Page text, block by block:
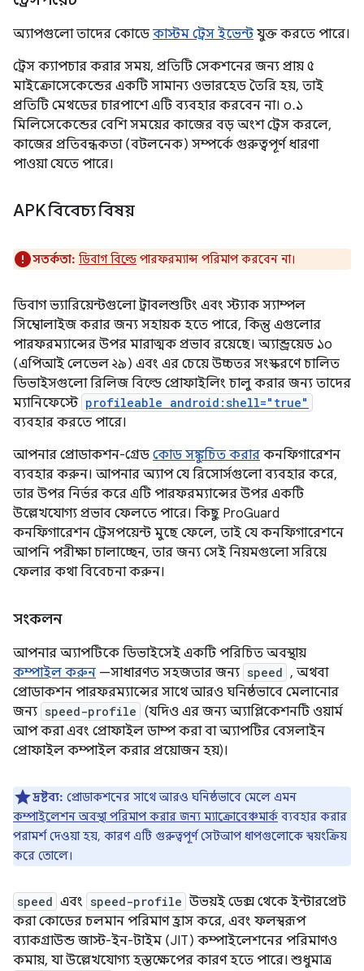
অ্যাপগুলো তাদের কোডে কাস্টম ট্রেস ইভেন্ট যুক্ত করতে পারে।
ট্রেস ক্যাপচার করার সময়, প্রতিটি সেকশনের জন্য প্রায় ৫
মাইক্রোসেকেন্ডের একটি সামান্য ওভারহেড তৈরি হয়, তাই
প্রতিটি মেথডের চারপাশে এটি ব্যবহার করবেন না। ০.১
মিলিসেকেন্ডের বেশি সময়ের কাজের বড় অংশ ট্রেস করলে,
কাজের প্রতিবন্ধকতা (বটলনেক) সম্পর্কে গুরুত্বপূর্ণ ধারণা
পাওয়া যেতে পারে।
APK বিবেচ্য বিষয়
সতর্কতা: ডিবাগ বিল্ডেপারফরম্যান্স পরিমাপ করবেন না।
ডিবাগ ভ্যারিয়েন্টগুলো ট্রাবলশুটিং এবং স্ট্যাক স্যাম্পল
সিম্বোলাইজ করার জন্য সহায়ক হতে পারে, কিন্তু এগুলোর
পারফরম্যান্সের উপর মারাত্মক প্রভাব রয়েছে। অ্যান্ড্রয়েড ১০
(এপিআই লেভেল ২৯) এবং এর চেয়ে উচ্চতর সংস্করণে চালিত
ডিভাইসগুলো রিলিজ বিল্ডে প্রোফাইলিং চালু করার জন্য তাদের
ম্যানিফেস্টে profileable android:shell="true"
ব্যবহার করতে পারে।
আপনার প্রোডাকশন-গ্রেড কোড সঙ্কুচিত করার কনফিগারেশন
ব্যবহার করুন। আপনার অ্যাপ যে রিসোর্সগুলো ব্যবহার করে,
তার উপর নির্ভর করে এটি পারফরম্যান্সের উপর একটি
উল্লেখযোগ্য প্রভাব ফেলতে পারে। কিছু ProGuard
কনফিগারেশন ট্রেসপয়েন্ট মুছে ফেলে, তাই যে কনফিগারেশনে
আপনি পরীক্ষা চালাচ্ছেন, তার জন্য সেই নিয়মগুলো সরিয়ে
ফেলার কথা বিবেচনা করুন।
সংকলন
আপনার অ্যাপটিকে ডিভাইসেই একটি পরিচিত অবস্থায়
কম্পাইল করুন —সাধারণত সহজতার জন্য speed , অথবা
প্রোডাকশন পারফরম্যান্সের সাথে আরও ঘনিষ্ঠভাবে মেলানোর
জন্য speed-profile (যদিও এর জন্য অ্যাপ্লিকেশনটি ওয়ার্ম
আপ করা এবং প্রোফাইল ডাম্প করা বা অ্যাপটির বেসলাইন
প্রোফাইল কম্পাইল করার প্রয়োজন হয়)।
দ্রষ্টব্য: প্রোডাকশনের সাথে আরও ঘনিষ্ঠভাবে মেলে এমন
কম্পাইলেশন অবস্থা পরিমাপ করার জন্য ম্যাক্রোবেঞ্চমার্ক ব্যবহার করার
পরামর্শ দেওয়া হয়, কারণ এটি গুরুত্বপূর্ণ সেটআপ ধাপগুলোকে স্বয়ংক্রিয়
করে তোলে।
speed এবং speed-profile উভয়ই ডেক্স থেকে ইন্টারপ্রেট
করা কোডের চলমান পরিমাণ হ্রাস করে, এবং ফলস্বরূপ
ব্যাকগ্রাউন্ড জাস্ট-ইন-টাইম (JIT) কম্পাইলেশনের পরিমাণও
কমায়, যা উল্লেখযোগ্য হস্তক্ষেপের কারণ হতে পারে। শুধুমাত্র